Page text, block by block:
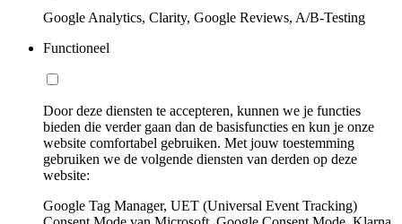
Google Analytics, Clarity, Google Reviews, A/B-Testing
Functioneel
Door deze diensten te accepteren, kunnen we je functies
bieden die verder gaan dan de basisfuncties en kun je onze
website comfortabel gebruiken. Met jouw toestemming
gebruiken we de volgende diensten van derden op deze
website:
Google Tag Manager, UET (Universal Event Tracking)